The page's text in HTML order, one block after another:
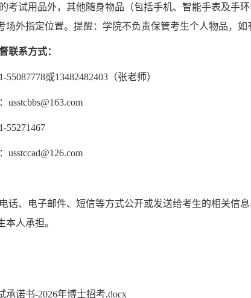
考试用品外，其他随身物品（包括手机、智能手表及手
场外指定位置。提醒：学院不负责保管考生个人物品，如
联系方式：
55087778或13482482403（张老师）
usstcbbs@163.com
55271467
usstccad@126.com
话、电子邮件、短信等方式公开或发送给考生的相关信
本人承担。
承诺书-2026年博士招考.docx